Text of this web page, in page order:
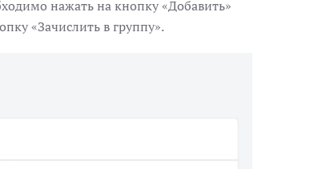
нажать на кнопку «Добавить»
«Зачислить в группу».